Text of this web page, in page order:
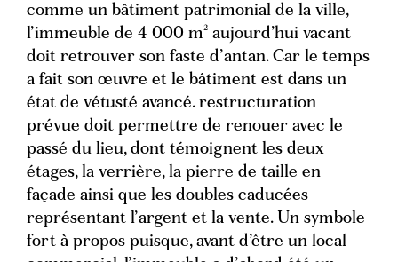
comme un bâtiment patrimonial de la ville,
l’immeuble de 4 000 m² aujourd’hui vacant
doit retrouver son faste d’antan. Car le temps
a fait son œuvre et le bâtiment est dans un
état de vétusté avancé. restructuration
prévue doit permettre de renouer avec le
passé du lieu, dont témoignent les deux
étages, la verrière, la pierre de taille en
façade ainsi que les doubles caducées
représentant l’argent et la vente. Un symbole
fort à propos puisque, avant d’être un local